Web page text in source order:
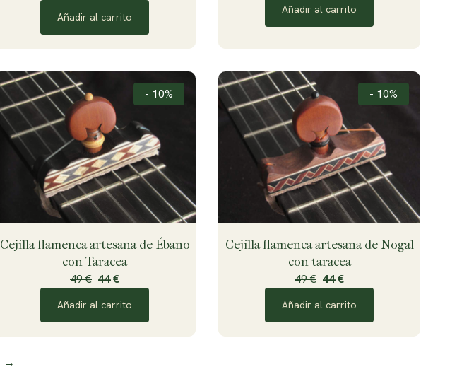
Añadir al carrito
Añadir al carrito
- 10%
Cejilla flamenca artesana de Ébano
con Taracea
49 € 44 €
Añadir al carrito
- 10%
Cejilla flamenca artesana de Nogal
con taracea
49 € 44 €
Añadir al carrito
→